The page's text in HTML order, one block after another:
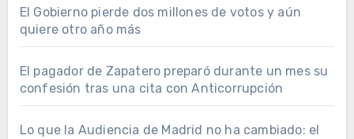
El Gobierno pierde dos millones de votos y aún
quiere otro año más
El pagador de Zapatero preparó durante un mes su
confesión tras una cita con Anticorrupción
Lo que la Audiencia de Madrid no ha cambiado: el